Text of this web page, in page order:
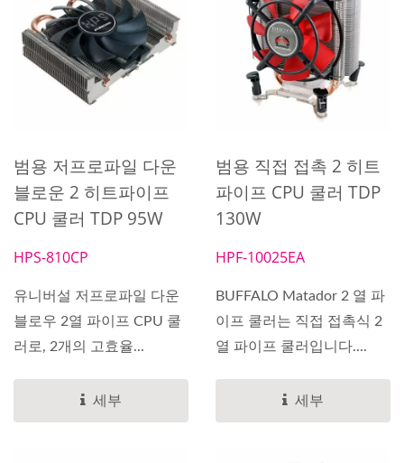
범용 저프로파일 다운
블로운 2 히트파이프
CPU 쿨러 TDP 95W
HPS-810CP
유니버설 저프로파일 다운
블로우 2열 파이프 CPU 쿨
러로, 2개의 고효율...
세부
범용 직접 접촉 2 히트
파이프 CPU 쿨러 TDP
130W
HPF-10025EA
BUFFALO Matador 2 열 파
이프 쿨러는 직접 접촉식 2
열 파이프 쿨러입니다....
세부